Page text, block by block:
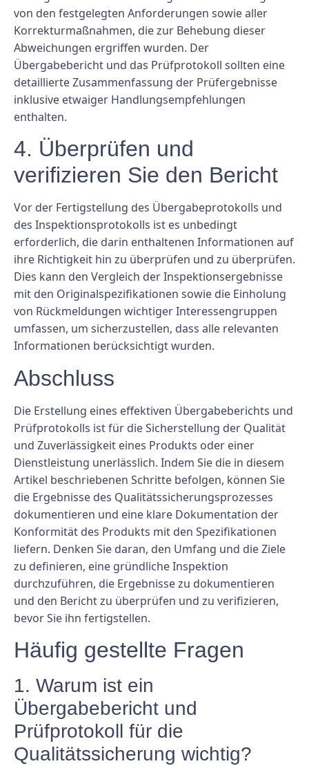
von den festgelegten Anforderungen sowie aller
Korrekturmaßnahmen, die zur Behebung dieser
Abweichungen ergriffen wurden. Der
Übergabebericht und das Prüfprotokoll sollten eine
detaillierte Zusammenfassung der Prüfergebnisse
inklusive etwaiger Handlungsempfehlungen
enthalten.
4. Überprüfen und
verifizieren Sie den Bericht
Vor der Fertigstellung des Übergabeprotokolls und
des Inspektionsprotokolls ist es unbedingt
erforderlich, die darin enthaltenen Informationen auf
ihre Richtigkeit hin zu überprüfen und zu überprüfen.
Dies kann den Vergleich der Inspektionsergebnisse
mit den Originalspezifikationen sowie die Einholung
von Rückmeldungen wichtiger Interessengruppen
umfassen, um sicherzustellen, dass alle relevanten
Informationen berücksichtigt wurden.
Abschluss
Die Erstellung eines effektiven Übergabeberichts und
Prüfprotokolls ist für die Sicherstellung der Qualität
und Zuverlässigkeit eines Produkts oder einer
Dienstleistung unerlässlich. Indem Sie die in diesem
Artikel beschriebenen Schritte befolgen, können Sie
die Ergebnisse des Qualitätssicherungsprozesses
dokumentieren und eine klare Dokumentation der
Konformität des Produkts mit den Spezifikationen
liefern. Denken Sie daran, den Umfang und die Ziele
zu definieren, eine gründliche Inspektion
durchzuführen, die Ergebnisse zu dokumentieren
und den Bericht zu überprüfen und zu verifizieren,
bevor Sie ihn fertigstellen.
Häufig gestellte Fragen
1. Warum ist ein
Übergabebericht und
Prüfprotokoll für die
Qualitätssicherung wichtig?